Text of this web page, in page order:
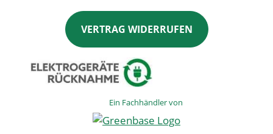
VERTRAG WIDERRUFEN
Ein Fachhändler von